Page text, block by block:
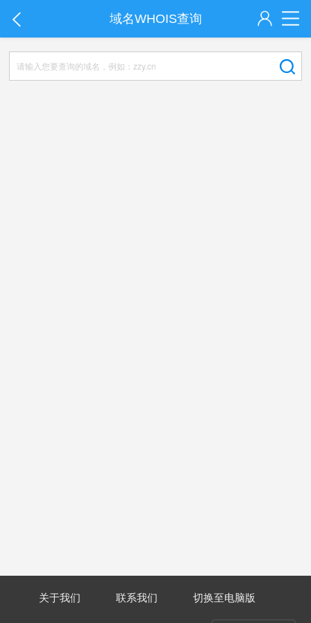
域名WHOIS查询
关于我们 联系我们 切换至电脑版